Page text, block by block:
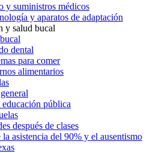
y suministros médicos
y aparatos de adaptación
y salud bucal
dental
para comer
alimentarios
pública
después de clases
la asistencia del 90% y el ausentismo